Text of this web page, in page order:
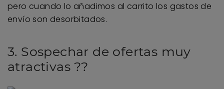
pero cuando lo añadimos al carrito los gastos de
envío son desorbitados.
3. Sospechar de ofertas muy
atractivas ??